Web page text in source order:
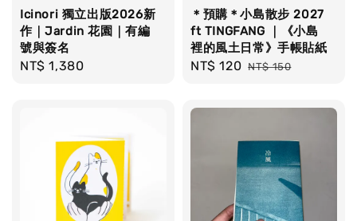
Icinori 獨立出版2026新
作｜Jardin 花園｜有編
號與簽名
Regular
NT$ 1,380
＊預購＊小島散步 2027
ft TINGFANG ｜《小島
裡的風土日常》手帳貼紙
Sale
NT$ 120 Regular
NT$ 150